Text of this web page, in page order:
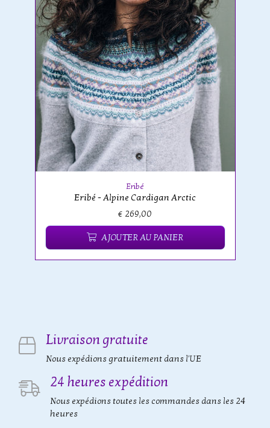
Eribé
Eribé - Alpine Cardigan Arctic
€ 269,00
AJOUTER AU PANIER
Livraison gratuite
Nous expédions gratuitement dans l'UE
24 heures expédition
Nous expédions toutes les commandes dans les 24
heures